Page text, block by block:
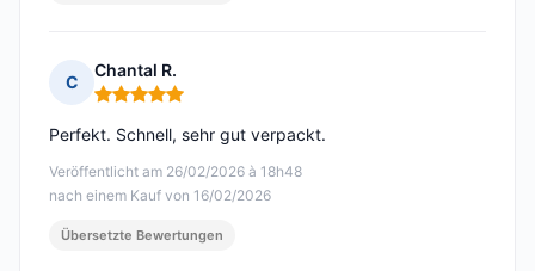
C
Chantal R.
Hinweis: 5 von 5
Veröffentlicht am 26/02/2026 à 18h48
nach einem Kauf von 16/02/2026
Perfekt. Schnell, sehr gut verpackt.
Übersetzte Bewertungen